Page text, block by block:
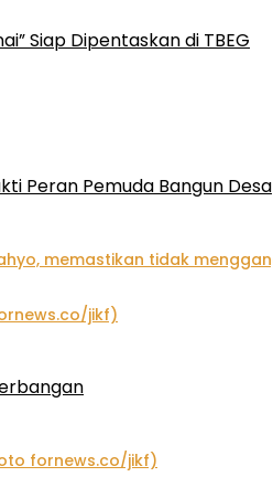
Siap Dipentaskan di TBEG
Peran Pemuda Bangun Desa